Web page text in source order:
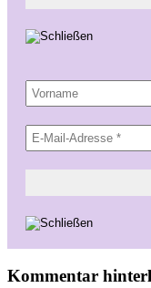
Kommentar